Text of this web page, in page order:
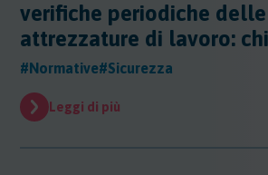
verifiche periodiche delle
attrezzature di lavoro:
#Normative#Sicurezza
Leggi di più